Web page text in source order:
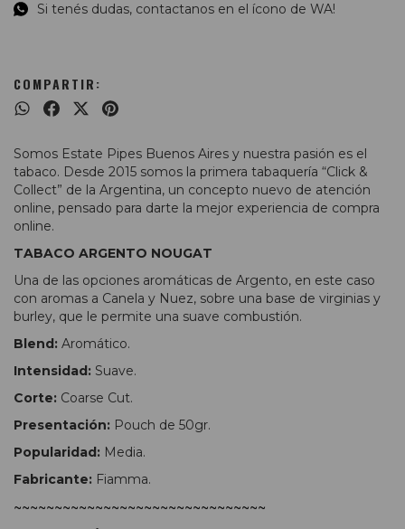
Si tenés dudas, contactanos en el ícono de WA!
COMPARTIR:
Somos Estate Pipes Buenos Aires y nuestra pasión es el
tabaco. Desde 2015 somos la primera tabaquería “Click &
Collect” de la Argentina, un concepto nuevo de atención
online, pensado para darte la mejor experiencia de compra
online.
TABACO ARGENTO NOUGAT
Una de las opciones aromáticas de Argento, en este caso
con aromas a Canela y Nuez, sobre una base de virginias y
burley, que le permite una suave combustión.
Blend: Aromático.
Intensidad: Suave.
Corte: Coarse Cut.
Presentación: Pouch de 50gr.
Popularidad: Media.
Fabricante: Fiamma.
~~~~~~~~~~~~~~~~~~~~~~~~~~~~~~~